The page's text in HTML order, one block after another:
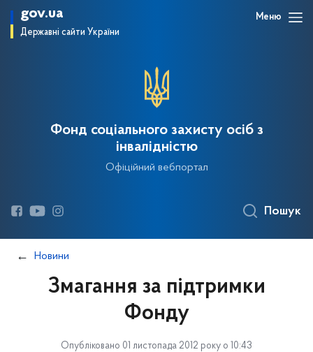
gov.ua
Державні сайти України
Меню
Фонд соціального захисту осіб з
інвалідністю
Офіційний вебпортал
Пошук
Новини
Змагання за підтримки
Фонду
Опубліковано 01 листопада 2012 року о 10:43